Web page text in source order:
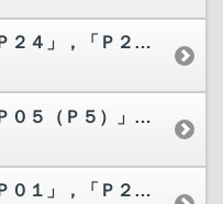
（エラー表示）リモコンに「Ｐ２４」，「Ｐ２５」，「Ｐ２６」...
（エラー表示）リモコンに「Ｐ０５（Ｐ５）」が表示されています。
（エラー表示）リモコンが「Ｐ０１」，「Ｐ２０」，「Ｐ２１」...